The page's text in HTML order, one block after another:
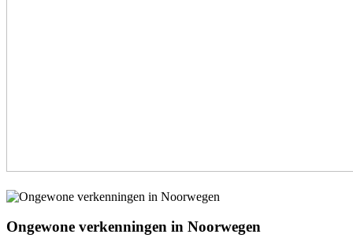
Ongewone verkenningen in Noorwegen